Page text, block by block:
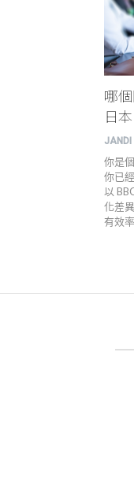
哪
日
JANDI
你是
你已
以
化差
有效